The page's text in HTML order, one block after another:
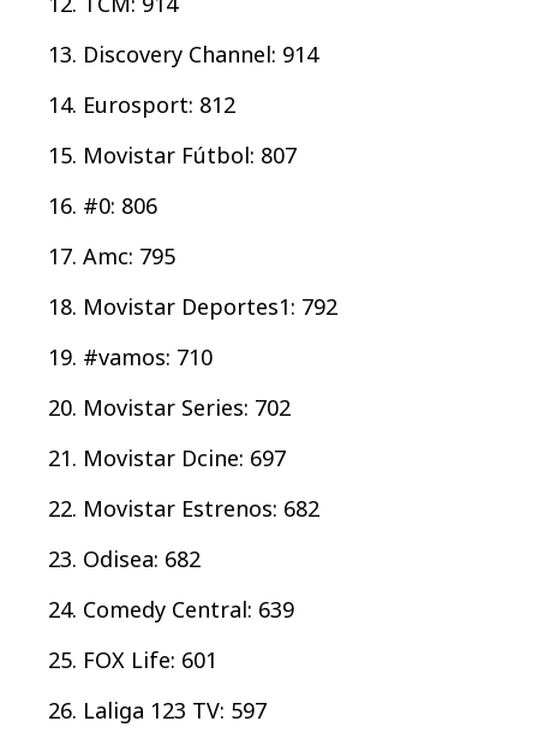
Discovery Channel: 914
Eurosport: 812
Movistar Fútbol: 807
#0: 806
Amc: 795
Movistar Deportes1: 792
#vamos: 710
Movistar Series: 702
Movistar Dcine: 697
Movistar Estrenos: 682
Odisea: 682
Comedy Central: 639
FOX Life: 601
Laliga 123 TV: 597